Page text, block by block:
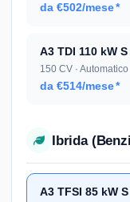
da €502/mese*
A3 TDI 110 kW
150 CV · Automatico
da €514/mese*
Ibrida
A3 TFSI 85 kW